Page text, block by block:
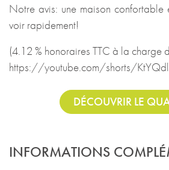
Notre avis: une maison confortable
voir rapidement!
(4.12 % honoraires TTC à la charge
https://youtube.com/shorts/
DÉCOUVRIR LE
INFORMATIONS